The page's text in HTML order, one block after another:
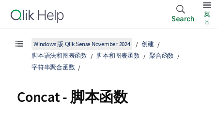
Search
菜
单
Windows 版 Qlik Sense November 2024
创建
脚本语法和图表函数
脚本和图表函数
聚合函数
字符串聚合函数
Concat - 脚本函数